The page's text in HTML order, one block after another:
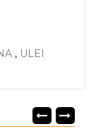
, ULEI